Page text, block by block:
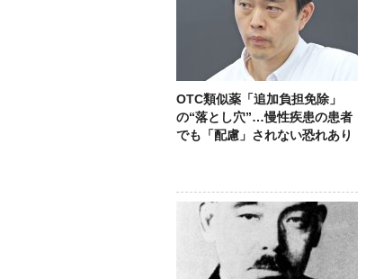
OTC類似薬「追加負担免除」
の“落とし穴”…慢性疾患の患者
でも「配慮」されない恐れあり